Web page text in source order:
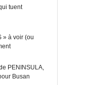
tuent
» à voir (ou
PENINSULA,
Busan